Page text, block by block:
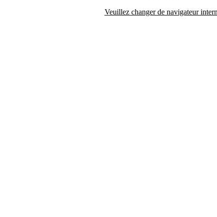
Veuillez changer de navigateur